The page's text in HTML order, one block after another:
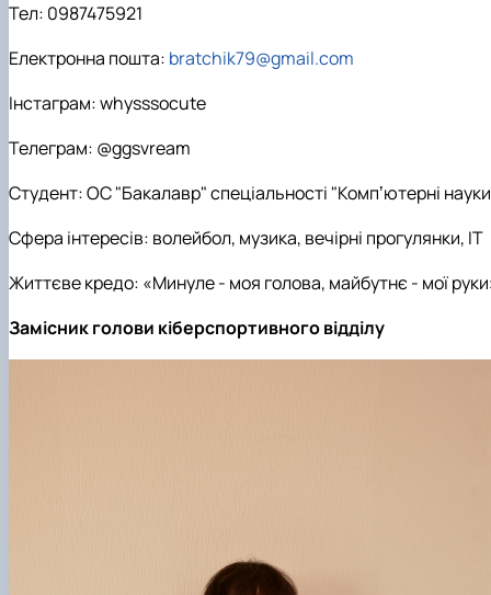
Тел: 0987475921
Електронна пошта: bratchik79@gmail.com
Інстаграм: whysssocute
Телеграм: @ggsvream
Студент: ОС "Бакалавр" спеціальності "Компʼютерні
Сфера інтересів: волейбол, музика, вечірні прогулянки, ІТ
Життєве кредо: «Минуле - моя голова, майбутнє - мої
Замісник голови кіберспортивного відділу